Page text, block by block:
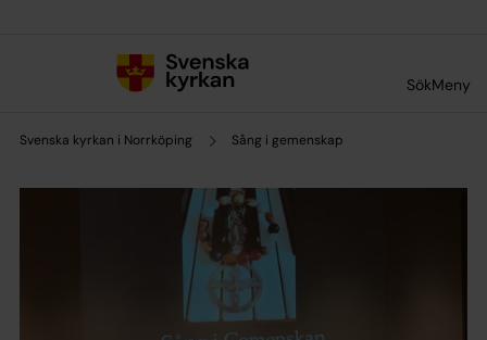
SökMeny
Svenska kyrkan i Norrköping Sång i gemenskap